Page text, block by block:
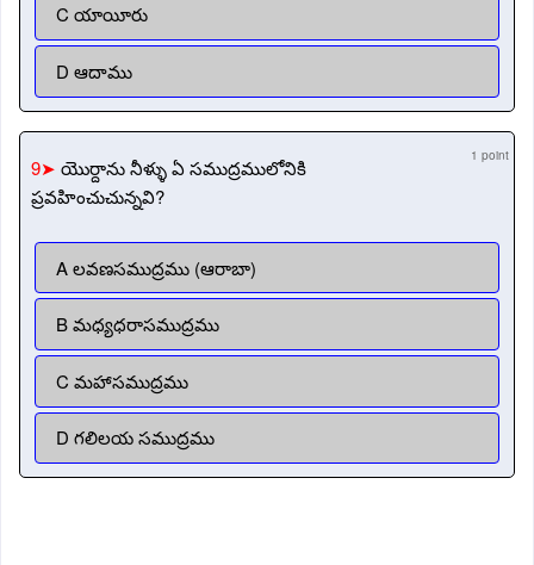
C యాయీరు
D ఆదాము
9➤ యొర్దాను నీళ్ళు ఏ సముద్రములోనికి
ప్రవహించుచున్నవి?
1 point
A లవణసముద్రము (ఆరాబా)
B మధ్యధరాసముద్రము
C మహాసముద్రము
D గలిలయ సముద్రము